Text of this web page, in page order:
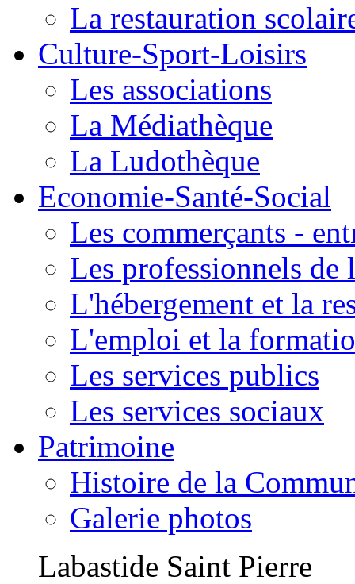
La restauration
Culture-Sport-Loisirs
Les associations
La Médiathèque
La Ludothèque
Economie-Santé-Social
Les commerçants -
Les professionnels de
L'hébergement et la
L'emploi et la
Les services publics
Les services sociaux
Patrimoine
Histoire de la
Galerie photos
Labastide Saint Pierre